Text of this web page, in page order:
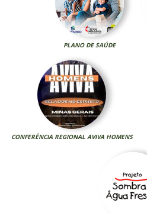
PLANO DE SAÚDE
CONFERÊNCIA REGIONAL AVIVA HOMENS